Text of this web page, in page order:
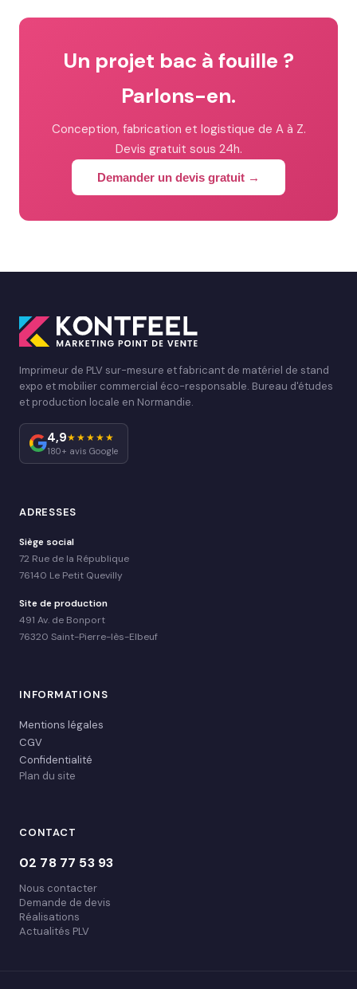
Un projet bac à fouille ?
Parlons-en.
Conception, fabrication et logistique de A à Z.
Devis gratuit sous 24h.
Demander un devis gratuit →
Imprimeur de PLV sur-mesure et fabricant de matériel de stand
expo et mobilier commercial éco-responsable. Bureau d'études
et production locale en Normandie.
4,9★★★★★
180+ avis Google
ADRESSES
Siège social
72 Rue de la République
76140 Le Petit Quevilly
Site de production
491 Av. de Bonport
76320 Saint-Pierre-lès-Elbeuf
INFORMATIONS
Mentions légales
CGV
Confidentialité
Plan du site
CONTACT
02 78 77 53 93
Nous contacter
Demande de devis
Réalisations
Actualités PLV